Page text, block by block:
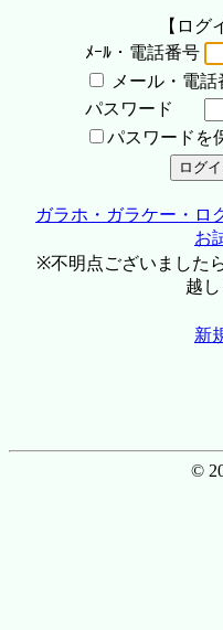
【ログ
ﾒｰﾙ・電話番号
メール・電
パスワード
パスワードを
ガラホ・ガラケー・ロ
お
※不明点ございました
越し
新
©